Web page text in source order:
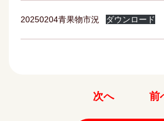
20250204青果物市況 ダウンロード
前
次へ